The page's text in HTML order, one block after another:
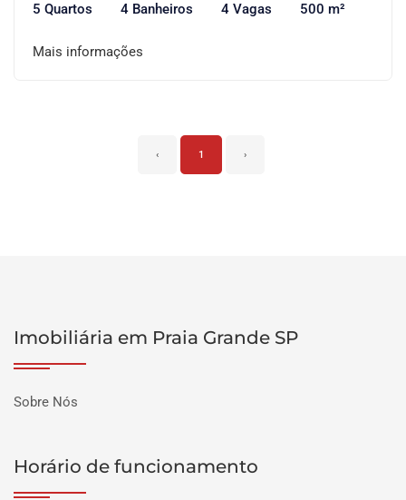
5 Quartos 4 Banheiros 4 Vagas 500 m²
Mais informações
‹ 1 ›
Imobiliária em Praia Grande SP
Sobre Nós
Horário de funcionamento